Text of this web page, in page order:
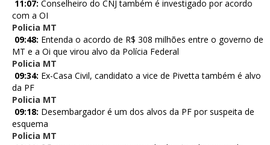
11:07: Conselheiro do CNJ também é investigado por acordo
com a OI
Policia MT
09:48: Entenda o acordo de R$ 308 milhões entre o governo de
MT e a Oi que virou alvo da Polícia Federal
Policia MT
09:34: Ex-Casa Civil, candidato a vice de Pivetta também é alvo
da PF
Policia MT
09:18: Desembargador é um dos alvos da PF por suspeita de
esquema
Policia MT